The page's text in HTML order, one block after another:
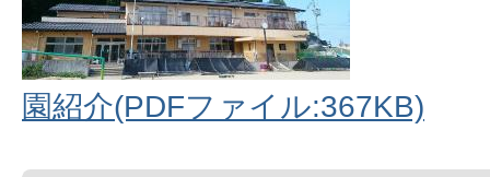
園紹介(PDFファイル:367KB)